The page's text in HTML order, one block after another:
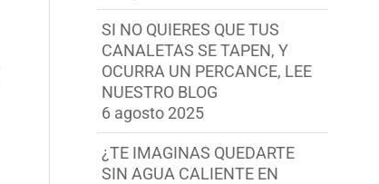
SI NO QUIERES QUE TUS
CANALETAS SE TAPEN, Y
OCURRA UN PERCANCE, LEE
NUESTRO BLOG
6 agosto 2025
¿TE IMAGINAS QUEDARTE
SIN AGUA CALIENTE EN